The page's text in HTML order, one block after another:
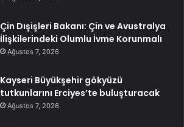
Çin Dışişleri Bakanı: Çin ve Avustralya
İlişkilerindeki Olumlu İvme Korunmalı
Ağustos 7, 2026
Kayseri Büyükşehir gökyüzü
tutkunlarını Erciyes’te buluşturacak
Ağustos 7, 2026